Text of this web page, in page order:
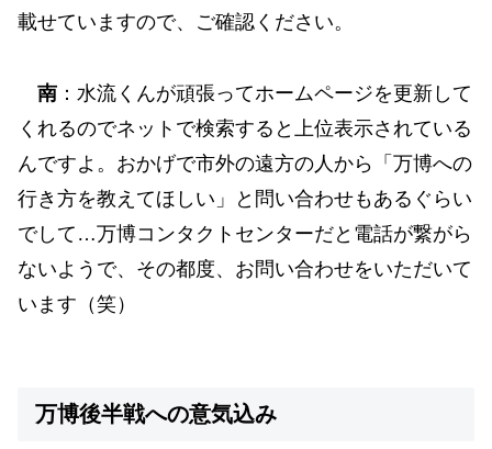
載せていますので、ご確認ください。
南 ：水流くんが頑張ってホームページを更新して
くれるのでネットで検索すると上位表示されている
んですよ。おかげで市外の遠方の人から「万博への
行き方を教えてほしい」と問い合わせもあるぐらい
でして…万博コンタクトセンターだと電話が繋がら
ないようで、その都度、お問い合わせをいただいて
います（笑）
万博後半戦への意気込み